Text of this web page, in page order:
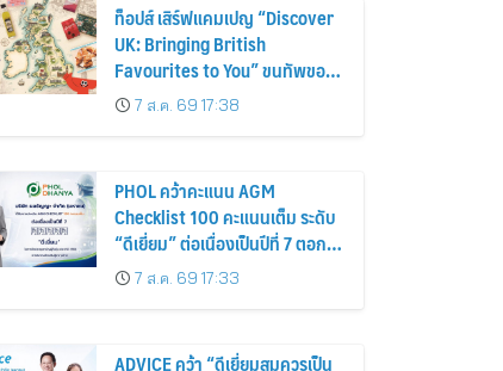
ท็อปส์ เสิร์ฟแคมเปญ “Discover
UK: Bringing British
Favourites to You” ขนทัพของ
อร่อยและไอเท็มฮิตจากสหราช
อาณาจักร ส่งตรงถึงมือตั้งแต่วัน
7 ส.ค. 69 17:38
PHOL คว้าคะแนน AGM
Checklist 100 คะแนนเต็ม ระดับ
“ดีเยี่ยม” ต่อเนื่องเป็นปีที่ 7 ตอกย้ำ
การดำเนินธุรกิจตามหลักธรรมาภิ
บาล โปร่งใส สร้างความเชื่อมั่นผู้
7 ส.ค. 69 17:33
ADVICE คว้า “ดีเยี่ยมสมควรเป็น